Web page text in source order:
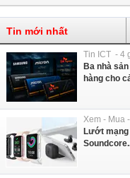
Tin mới nhất
Tin ICT - 4
Ba nhà
hàng cho
Xem - Mua
Lướt mạng